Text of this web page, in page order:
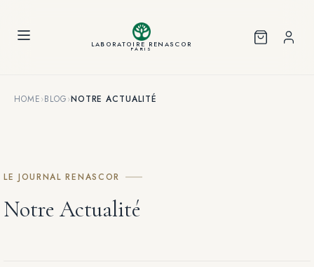
LABORATOIRE RENASCOR
PARIS
HOME›BLOG›NOTRE ACTUALITÉ
LE JOURNAL RENASCOR
Notre Actualité